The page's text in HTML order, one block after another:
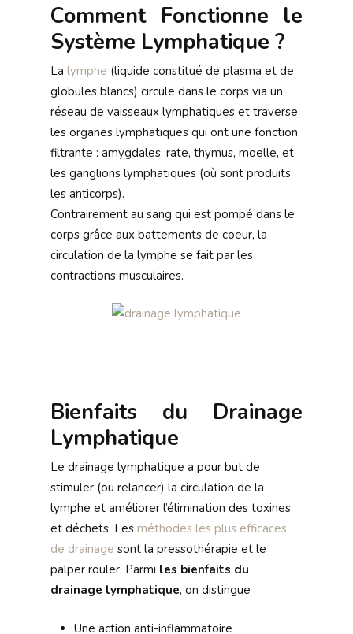
Comment Fonctionne le
Système Lymphatique ?
La lymphe (liquide constitué de plasma et de
globules blancs) circule dans le corps via un
réseau de vaisseaux lymphatiques et traverse
les organes lymphatiques qui ont une fonction
filtrante : amygdales, rate, thymus, moelle, et
les ganglions lymphatiques (où sont produits
les anticorps).
Contrairement au sang qui est pompé dans le
corps grâce aux battements de coeur, la
circulation de la lymphe se fait par les
contractions musculaires.
Bienfaits du Drainage
Lymphatique
Le drainage lymphatique a pour but de
stimuler (ou relancer) la circulation de la
lymphe et améliorer l’élimination des toxines
et déchets. Les méthodes les plus efficaces
de drainage sont la pressothérapie et le
palper rouler. Parmi les bienfaits du
drainage lymphatique, on distingue :
Une action anti-inflammatoire